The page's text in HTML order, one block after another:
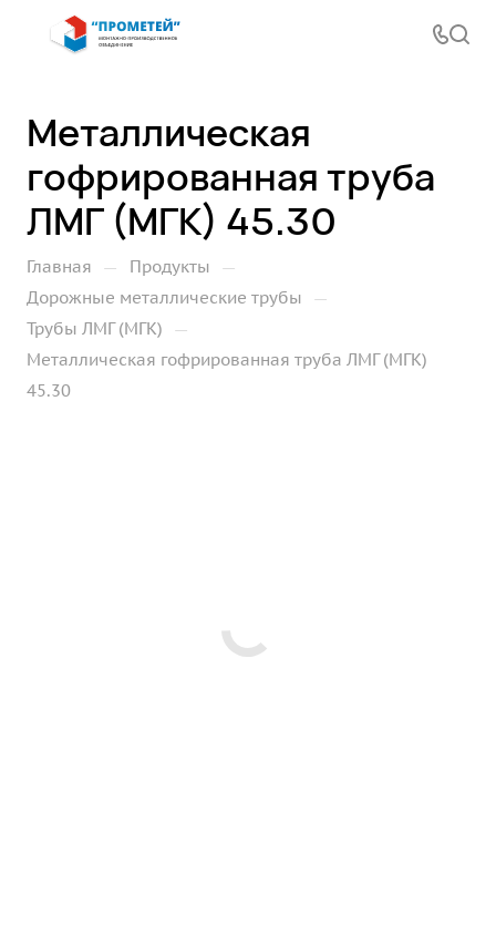
Металлическая
гофрированная труба
ЛМГ (МГК) 45.30
Главная — Продукты —
Дорожные металлические трубы —
Трубы ЛМГ (МГК) —
Металлическая гофрированная труба ЛМГ (МГК)
45.30